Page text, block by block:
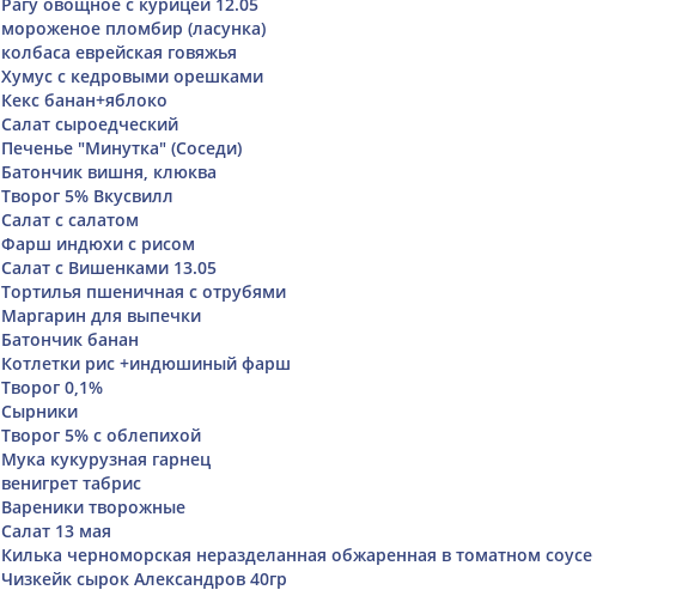
мороженое пломбир (ласунка)
колбаса еврейская говяжья
Хумус с кедровыми орешками
Кекс банан+яблоко
Салат сыроедческий
Печенье "Минутка" (Соседи)
Батончик вишня, клюква
Творог 5% Вкусвилл
Салат с салатом
Фарш индюхи с рисом
Салат с Вишенками 13.05
Тортилья пшеничная с отрубями
Маргарин для выпечки
Батончик банан
Котлетки рис +индюшиный фарш
Творог 0,1%
Сырники
Творог 5% с облепихой
Мука кукурузная гарнец
венигрет табрис
Вареники творожные
Салат 13 мая
Килька черноморская неразделанная обжаренная в томатном соусе
Чизкейк сырок Александров 40гр